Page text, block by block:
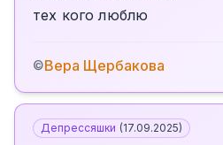
тех кого люблю
©Вера Щербакова
Депрессяшки (17.09.2025)